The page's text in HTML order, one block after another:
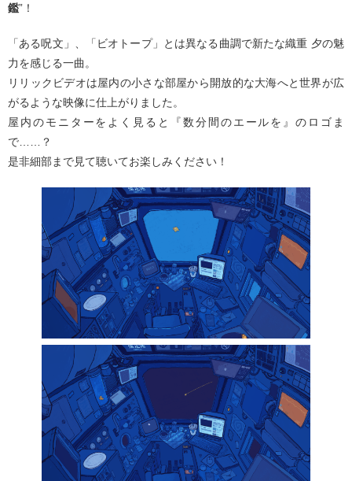
鑑”！
「ある呪文」、「ビオトープ」とは異なる曲調で新たな織重 夕の魅
力を感じる一曲。
リリックビデオは屋内の小さな部屋から開放的な大海へと世界が広
がるような映像に仕上がりました。
屋内のモニターをよく見ると『数分間のエールを』のロゴま
で……？
是非細部まで見て聴いてお楽しみください！